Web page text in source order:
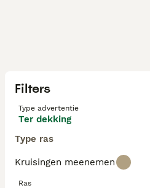
Filters
Type advertentie
Ter dekking
Type ras
Kruisingen meenemen
Ras